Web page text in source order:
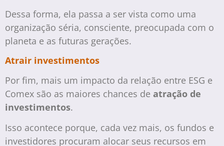
Dessa forma, ela passa a ser vista como uma
organização séria, consciente, preocupada com o
planeta e as futuras gerações.
Atrair investimentos
Por fim, mais um impacto da relação entre ESG e
Comex são as maiores chances de atração de
investimentos.
Isso acontece porque, cada vez mais, os fundos e
investidores procuram alocar seus recursos em